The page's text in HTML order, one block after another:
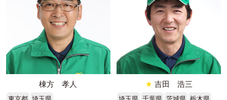
棟方 孝人 ★ 吉田 浩三